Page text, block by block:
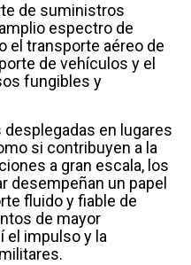
de suministros
espectro de
el transporte aéreo de
de vehículos y el
fungibles y
desplegadas en lugares
si contribuyen a la
a gran escala, los
desempeñan un papel
fluido y fiable de
de mayor
el impulso y la